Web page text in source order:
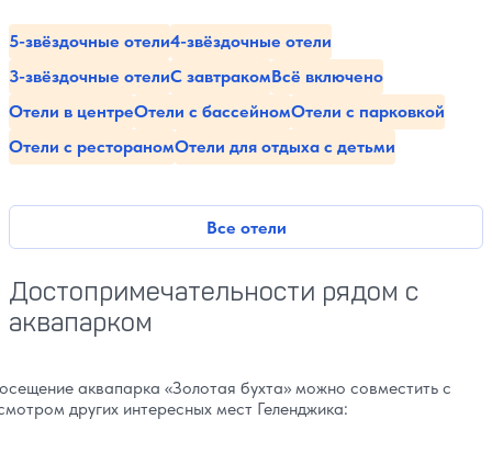
Все отели
5-звёздочные отели4-звёздочные отели
3-звёздочные отелиС завтракомВсё включено
Отели в центреОтели с бассейномОтели с парковкой
Отели с рестораномОтели для отдыха с детьми
Достопримечательности рядом с
аквапарком
аквапарка «Золотая бухта» можно совместить с
других интересных мест Геленджика: